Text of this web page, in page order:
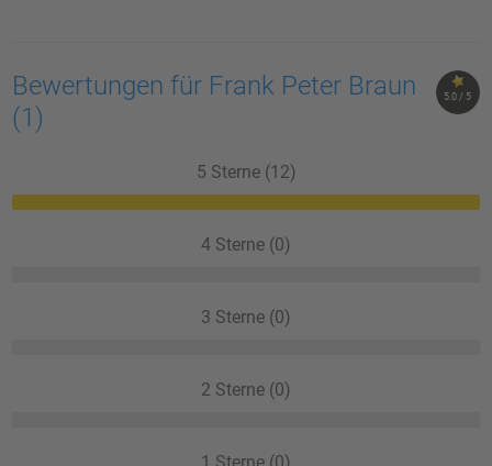
5.0 / 5
Bewertungen für Frank Peter Braun
(1)
5 Sterne (12)
4 Sterne (0)
3 Sterne (0)
2 Sterne (0)